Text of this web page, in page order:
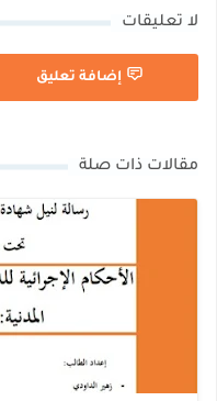
لا تعليقات
إضافة تعليق
مقالات ذات صلة